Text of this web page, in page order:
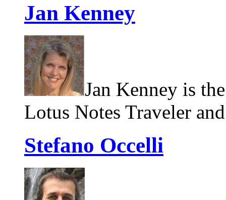
Jan Kenney
Jan Kenney is
Lotus Notes Traveler
Stefano Occelli